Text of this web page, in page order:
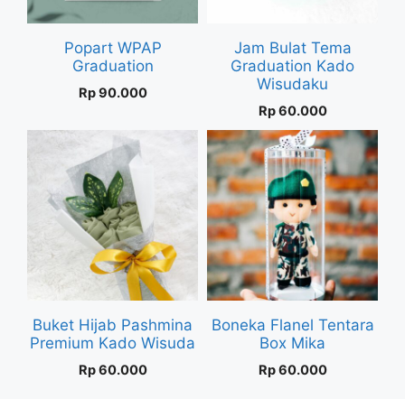
Popart WPAP
Graduation
Rp90.000
Jam Bulat Tema
Graduation Kado
Wisudaku
Rp60.000
Buket Hijab Pashmina
Premium Kado Wisuda
Rp60.000
Boneka Flanel Tentara
Box Mika
Rp60.000